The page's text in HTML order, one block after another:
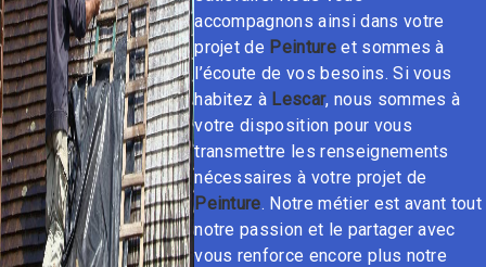
accompagnons ainsi dans votre
projet de Peintureet sommes à
l’écoute de vos besoins. Si vous
habitez à Lescar, nous sommes à
votre disposition pour vous
transmettre les renseignements
nécessaires à votre projet de
Peinture. Notre métier est avant tout
notre passion et le partager avec
vous renforce encore plus notre